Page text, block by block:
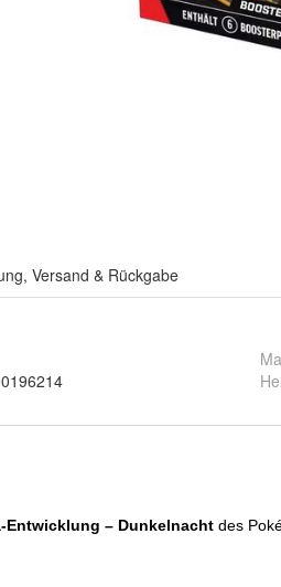
Versand & Rückgabe